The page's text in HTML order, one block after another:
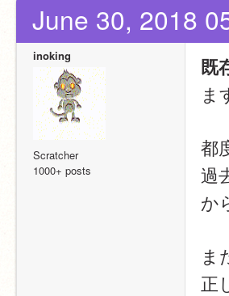
June 30, 2018
inoking
Scratcher
1000+ posts
既
ま
都
過
か
ま
正